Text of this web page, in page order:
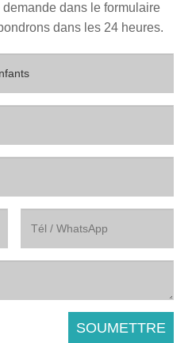
dans le formulaire
dans les 24 heures.